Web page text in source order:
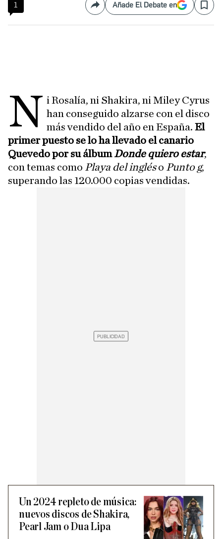
1 CompartirAñade El Debate en Save
N i Rosalía, ni Shakira, ni Miley Cyrus
han conseguido alzarse con el disco
más vendido del año en España.El
primer puesto se lo ha llevado el canario
Quevedo por su álbumDonde quiero estar,
con temas como Playa del ingléso Punto g,
superando las 120.000 copias vendidas.
Un 2024 repleto de música:
nuevos discos de Shakira,
Pearl Jam o Dua Lipa